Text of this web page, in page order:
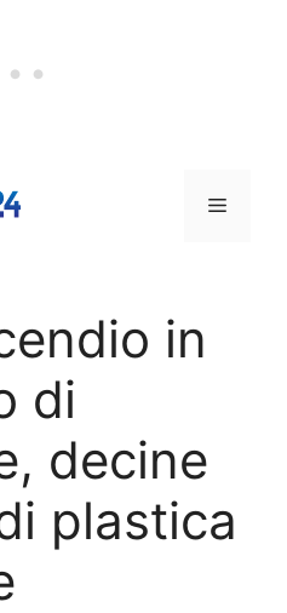
Menu
in
di
decine
plastica